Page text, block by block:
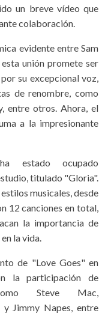
un breve vídeo que
colaboración.
evidente entre Sam
unión promete ser
su excepcional voz,
de renombre, como
entre otros. Ahora, el
a la impresionante
estado ocupado
titulado "Gloria".
musicales, desde
12 canciones en total,
la importancia de
la vida.
de "Love Goes" en
la participación de
Steve Mac,
Jimmy Napes, entre